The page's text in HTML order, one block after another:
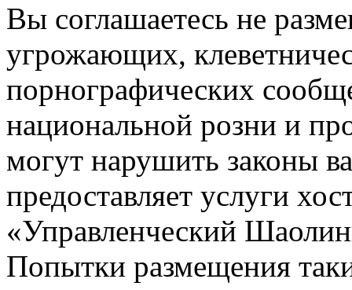
Вы соглашаетесь не
угрожающих,
порнографических
национальной розни и
могут нарушить законы
предоставляет услуги
«Управленческий
Попытки размещения